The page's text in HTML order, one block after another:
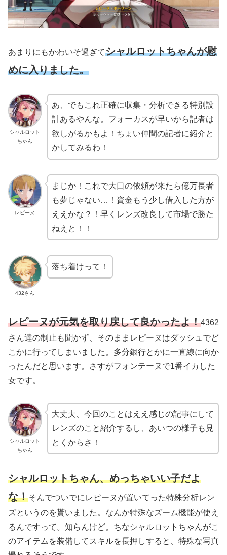
あまりにもかわいそ過ぎてシャルロットちゃんが慰
めに入りました。
シャルロット
ちゃん
あ、でもこれ正確に収集・分析できる特別設
計あるやんな。フォーカスが早いから記者は
欲しがるかもよ！ちょい仲間の記者に紹介と
かしてみるわ！
レピーヌ
まじか！これで大口の依頼が来たら億万長者
も夢じゃない…！資金もう少し借入した方が
ええかな？！早くレンズ改良して市場で勝た
ねえと！！
432さん
落ち着けって！
レピーヌが元気を取り戻して良かったよ！4362
さん達の制止も聞かず、そのままレピーヌはダッシュでど
こかに行ってしまいました。多分銀行とかに一直線に向か
ったんだと思います。さすがフォンテーヌで1番イカした
女です。
シャルロット
ちゃん
大丈夫、今回のことはええ感じの記事にして
レンズのこと紹介するし、あいつの様子も見
とくからさ！
シャルロットちゃん、めっちゃいい子だよ
な！そんでついでにレピーヌが置いてった特殊分析レン
ズというのを貰いました。なんか特殊なズーム機能が使え
るんですって。知らんけど。ちなシャルロットちゃんがこ
のアイテムを装備してスキルを長押しすると、特殊な写真